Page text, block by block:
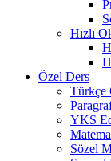
Hızlı
Özel Ders
Türkçe
YKS
Sözel